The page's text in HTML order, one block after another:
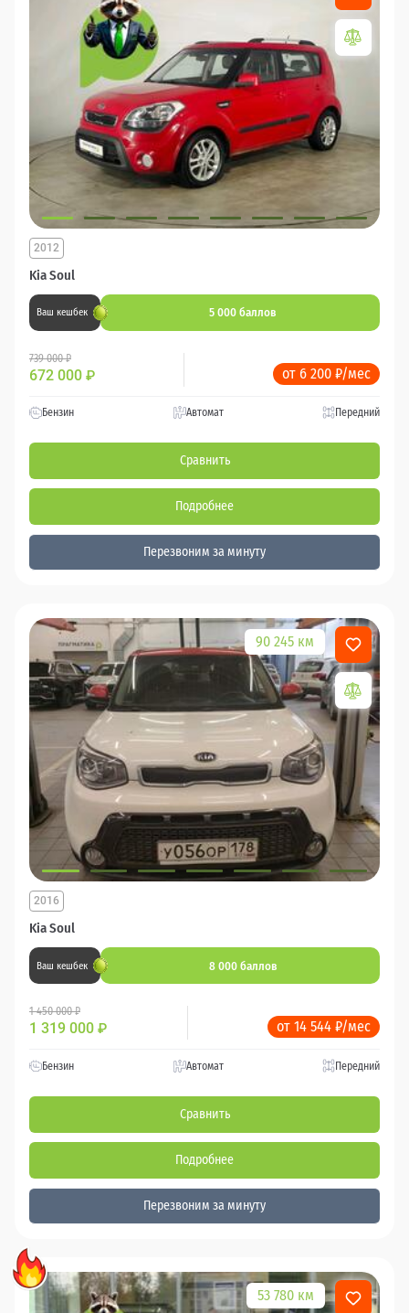
Kia Soul
2012
Ваш кешбек 5 000 баллов
739 000 ₽
672 000 ₽ от 6 200 ₽/мес
Бензин Автомат Передний
Сравнить
Подробнее
Перезвоним за минуту
90 245 км
Kia Soul
2016
Ваш кешбек 8 000 баллов
1 450 000 ₽
1 319 000 ₽ от 14 544 ₽/мес
Бензин Автомат Передний
Сравнить
Подробнее
Перезвоним за минуту
53 780 км